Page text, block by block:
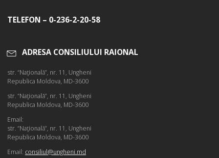
TELEFON – 0-236-2-20-58
ADRESA CONSILIULUI RAIONAL
str. “Naţională”, nr. 11, Ungheni
Republica Moldova, MD-3600
str. “Naţională”, nr. 11, Ungheni
Republica Moldova, MD-3600
Email:
str. “Naţională”, nr. 11, Ungheni
Republica Moldova, MD-3600
Email: consiliul@ungheni.md